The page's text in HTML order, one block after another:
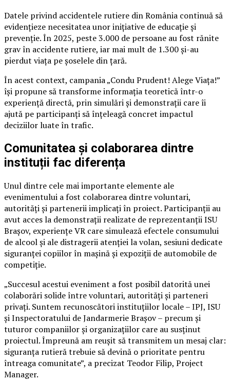
Datele privind accidentele rutiere din România continuă să
evidențieze necesitatea unor inițiative de educație și
prevenție. În 2025, peste 3.000 de persoane au fost rănite
grav în accidente rutiere, iar mai mult de 1.300 și-au
pierdut viața pe șoselele din țară.
În acest context, campania „Condu Prudent! Alege Viața!”
își propune să transforme informația teoretică într-o
experiență directă, prin simulări și demonstrații care îi
ajută pe participanți să înțeleagă concret impactul
deciziilor luate în trafic.
Comunitatea și colaborarea dintre
instituții fac diferența
Unul dintre cele mai importante elemente ale
evenimentului a fost colaborarea dintre voluntari,
autorități și partenerii implicați în proiect. Participanții au
avut acces la demonstrații realizate de reprezentanții ISU
Brașov, experiențe VR care simulează efectele consumului
de alcool și ale distragerii atenției la volan, sesiuni dedicate
siguranței copiilor în mașină și expoziții de automobile de
competiție.
„Succesul acestui eveniment a fost posibil datorită unei
colaborări solide între voluntari, autorități și parteneri
privați. Suntem recunoscători instituțiilor locale – IPJ, ISU
și Inspectoratului de Jandarmerie Brașov – precum și
tuturor companiilor și organizațiilor care au susținut
proiectul. Împreună am reușit să transmitem un mesaj clar:
siguranța rutieră trebuie să devină o prioritate pentru
întreaga comunitate”, a precizat Teodor Filip, Project
Manager.